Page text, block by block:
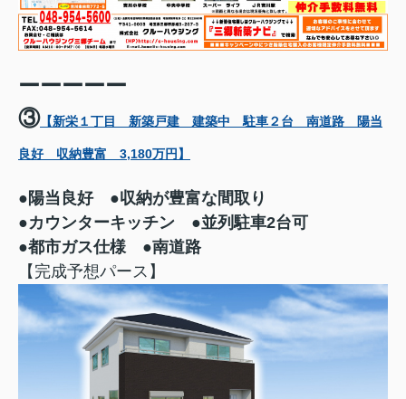
ーーーーー
③【新栄１丁目 新築戸建 建築中 駐車２台 南道路 陽当
良好 収納豊富 3,180万円】
●陽当良好 ●収納が豊富な間取り
●カウンターキッチン ●並列駐車2台可
●都市ガス仕様 ●南道路
【完成予想パース】